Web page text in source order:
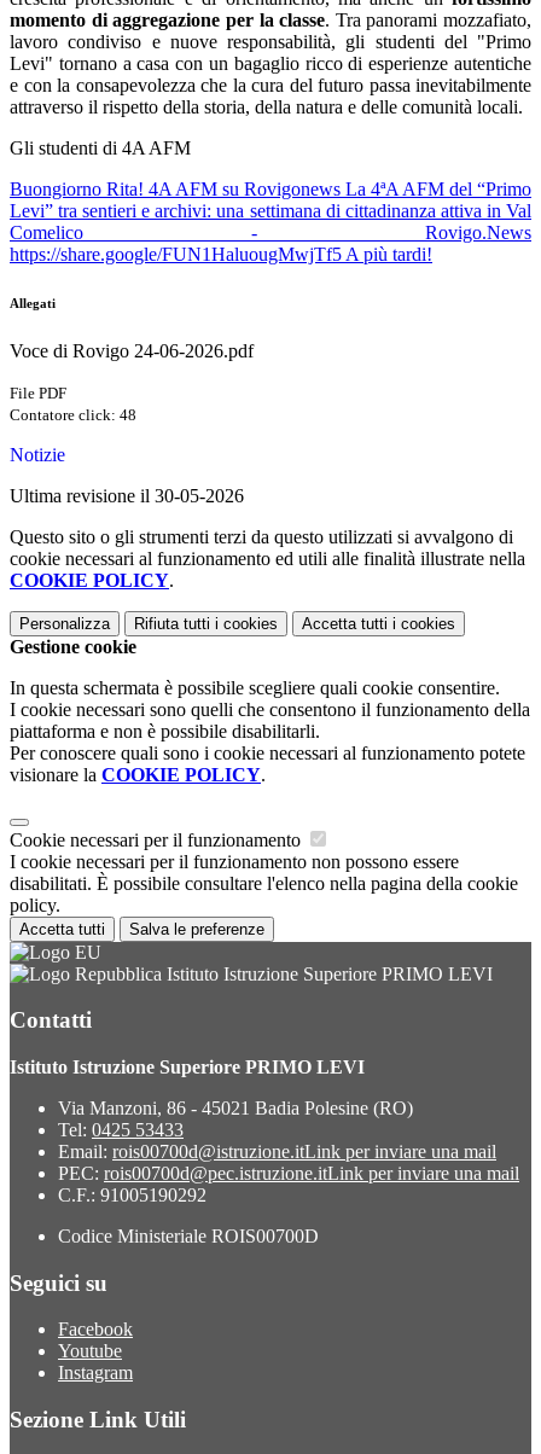
momento di aggregazione per la classe. Tra panorami mozzafiato,
lavoro condiviso e nuove responsabilità, gli studenti del "Primo
Levi" tornano a casa con un bagaglio ricco di esperienze autentiche
e con la consapevolezza che la cura del futuro passa inevitabilmente
attraverso il rispetto della storia, della natura e delle comunità locali.
Gli studenti di 4A AFM
Buongiorno Rita! 4A AFM su Rovigonews La 4ªA AFM del “Primo
Levi” tra sentieri e archivi: una settimana di cittadinanza attiva in Val
Comelico - Rovigo.News
https://share.google/FUN1HaluougMwjTf5 A più tardi!
Allegati
Voce di Rovigo 24-06-2026.pdf
File PDF
Contatore click: 48
Notizie
Ultima revisione il 30-05-2026
Questo sito o gli strumenti terzi da questo utilizzati si avvalgono di
cookie necessari al funzionamento ed utili alle finalità illustrate nella
COOKIE POLICY.
Personalizza Rifiuta tutti i cookies Accetta tutti i cookies
Gestione cookie
In questa schermata è possibile scegliere quali cookie consentire.
I cookie necessari sono quelli che consentono il funzionamento della
piattaforma e non è possibile disabilitarli.
Per conoscere quali sono i cookie necessari al funzionamento potete
visionare la COOKIE POLICY.
Cookie necessari per il funzionamento
I cookie necessari per il funzionamento non possono essere
disabilitati. È possibile consultare l'elenco nella pagina della cookie
policy.
Accetta tutti Salva le preferenze
Istituto Istruzione Superiore PRIMO LEVI
Contatti
Istituto Istruzione Superiore PRIMO LEVI
Via Manzoni, 86 - 45021 Badia Polesine (RO)
Tel: 0425 53433
Email: rois00700d@istruzione.itLink per inviare una mail
PEC: rois00700d@pec.istruzione.itLink per inviare una mail
C.F.: 91005190292
Codice Ministeriale ROIS00700D
Seguici su
Facebook
Youtube
Instagram
Sezione Link Utili